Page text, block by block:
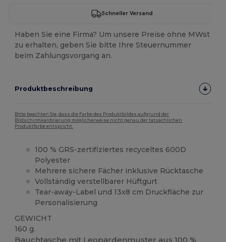
Schneller Versand
Haben Sie eine Firma? Um unsere Preise ohne MWst
zu erhalten, geben Sie bitte Ihre Steuernummer
beim Zahlungsvorgang an.
Produktbeschreibung
Bitte beachten Sie, dass die Farbe des Produktbildes aufgrund der
Bildschirmkalibrierung möglicherweise nicht genau der tatsächlichen
Produktfarbe entspricht.
100 % GRS-zertifiziertes recyceltes 600D
Polyester
Mehrere sichere Fächer inklusive Rücktasche
Vollständig verstellbarer Hüftgurt
Tear-away-Label und 13x8 cm Druckfläche zur
Personalisierung
GEWICHT
160 g.
Bauchtasche mit Leopardenmuster aus 100 %